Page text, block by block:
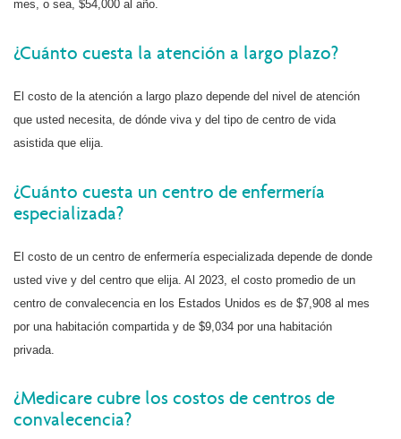
mes, o sea, $54,000 al año.
¿Cuánto cuesta la atención a largo plazo?
El costo de la atención a largo plazo depende del nivel de atención
que usted necesita, de dónde viva y del tipo de centro de vida
asistida que elija.
¿Cuánto cuesta un centro de enfermería
especializada?
El costo de un centro de enfermería especializada depende de donde
usted vive y del centro que elija. Al 2023, el costo promedio de un
centro de convalecencia en los Estados Unidos es de $7,908 al mes
por una habitación compartida y de $9,034 por una habitación
privada.
¿Medicare cubre los costos de centros de
convalecencia?